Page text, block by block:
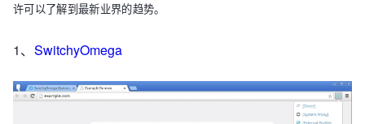
许可以了解到最新业界的趋势。
1、 SwitchyOmega